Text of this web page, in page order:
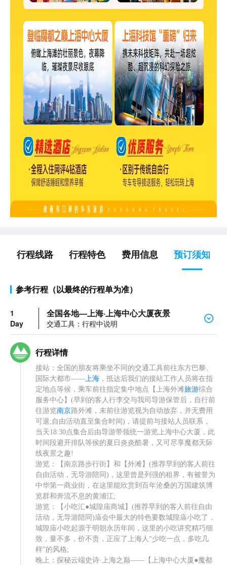
行程线路 行程特色 费用信息 预订须知
参考行程（以最终的行程单为准）
1
Day
全国各地—上海·上海中心大厦夜景
交通工具：行程中说明
行程详情
接站：全国的朋友将乘坐不同的交通工具前往东方巴黎、
国际大都市——上海 ，抵达后我们的接站工作人员将在指
定地点等候，乘车前往指定集中地点【上海外滩旅游综合
服务中心】(早到的客人行李交与我司导游保管后，自行前
往游览南京路外滩，未前往游览视为自动放弃，并无费用
可退;自由活动直至集合时间)，请提前与接站人员联系，
当天18:30点集合后由导游带领统一游览上海中心大厦，此
时间段避开排队等侯的夏日炎炎酷暑，又可尽享魔都天际
线夜景之趣!
游览：【南京路步行街】和【外滩】(推荐早到的客人前往
自由活动，无导游陪同)，这里曾是列强的租界，有被誉为
中华第一商业街，在这里能欣赏到百年沧桑的万国建筑博
览群和奔流不息的黄浦江;
游览：【小吃汇●城隍庙商城】(推荐早到的客人前往自由
活动，无导游陪同)庙会中最大的特色要数城隍庙小吃了，
城隍庙小吃起源于明朝永历年间，这里的小吃讲究精巧细
致，量不多，价不贵，正应了上海人“少吃一点，多吃几
样”的风格;
晚上：探秘云端史诗·上海之巅——【上海中心大厦●魔都